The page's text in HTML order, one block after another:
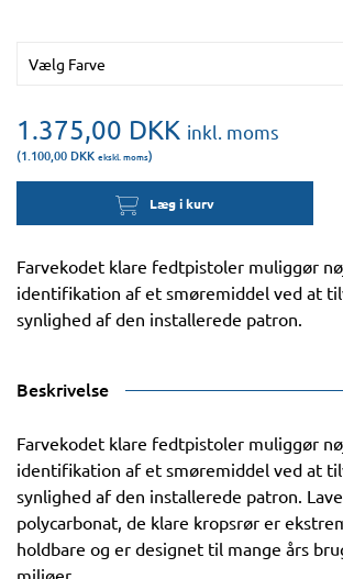
Vælg Farve
1.375,00 DKK inkl. moms
(1.100,00 DKK ekskl. moms)
Læg i kurv
Farvekodet klare fedtpistoler muliggør
identifikation af et smøremiddel ved at
synlighed af den installerede patron.
Beskrivelse
Farvekodet klare fedtpistoler muliggør
identifikation af et smøremiddel ved at
synlighed af den installerede patron.
polycarbonat, de klare kropsrør er
holdbare og er designet til mange års
miljøer.